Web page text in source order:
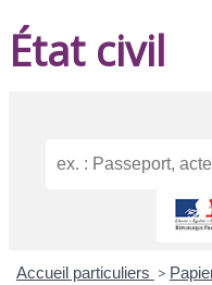
État civil
Accueil particuliers >